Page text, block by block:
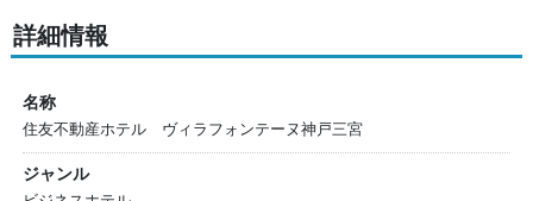
詳細情報
名称
住友不動産ホテル ヴィラフォンテーヌ神戸三宮
ジャンル